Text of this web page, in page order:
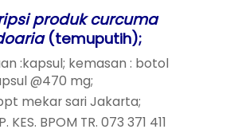
produk curcuma
(temuputih);
:kapsul; kemasan : botol
@470 mg;
mekar sari Jakarta;
KES. BPOM TR. 073 371 411